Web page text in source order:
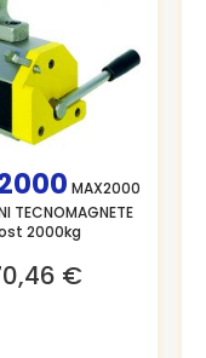
MAX2000
TECNOMAGNETE
2000kg
€